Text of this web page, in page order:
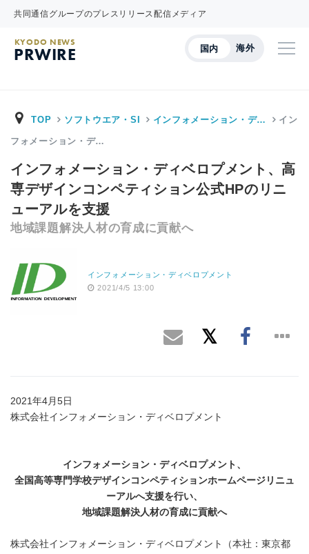
共同通信グループのプレスリリース配信メディア
国内 海外
KYODO NEWS
PRWIRE
TOP ソフトウエア・SI インフォメーション・デ… イン
フォメーション・デ…
インフォメーション・ディベロプメント、高
専デザインコンペティション公式HPのリニ
ューアルを支援
地域課題解決人材の育成に貢献へ
インフォメーション・ディベロプメント
2021/4/5 13:00
2021年4月5日
株式会社インフォメーション・ディベロプメント
インフォメーション・ディベロプメント、
全国高等専門学校デザインコンペティションホームページリニュ
ーアルへ支援を行い、
地域課題解決人材の育成に貢献へ
株式会社インフォメーション・ディベロプメント（本社：東京都